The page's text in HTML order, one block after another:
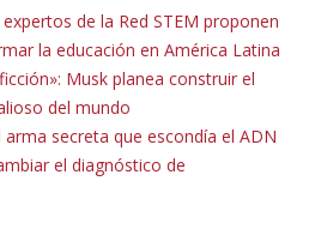
de la Red STEM proponen
la educación en América Latina
Musk planea construir el
del mundo
secreta que escondía el ADN
el diagnóstico de